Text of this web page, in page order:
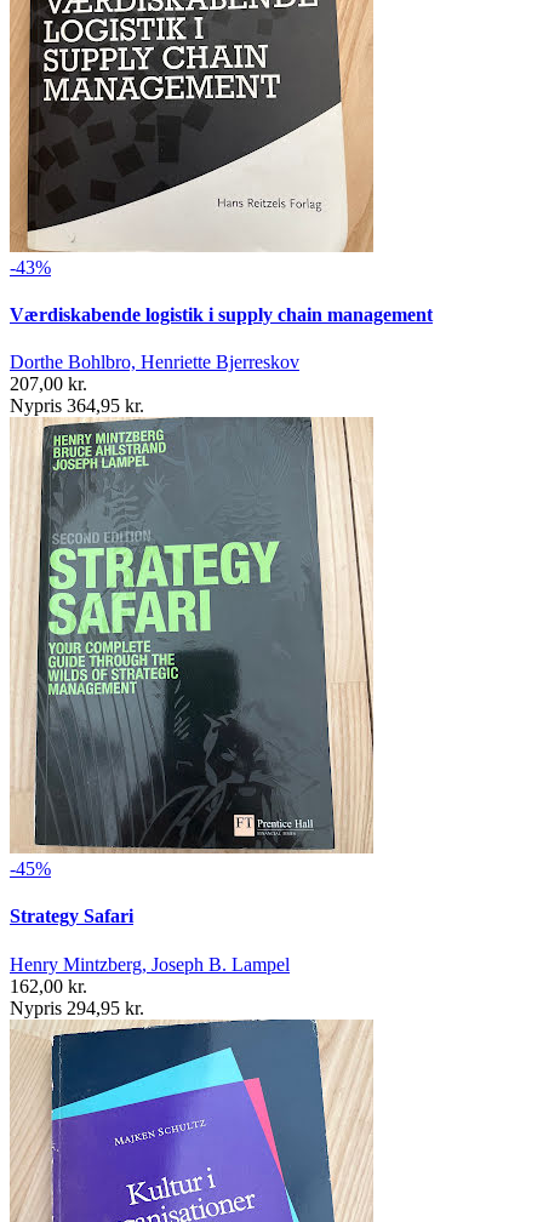
-43%
Værdiskabende logistik i supply chain management
Dorthe Bohlbro, Henriette Bjerreskov
207,00 kr.
Nypris 364,95 kr.
-45%
Strategy Safari
Henry Mintzberg, Joseph B. Lampel
162,00 kr.
Nypris 294,95 kr.